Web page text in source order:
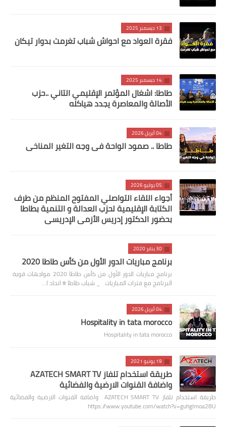
13 ديسمبر 2025
فقرة العواد مع احواش شباب تغرمت بدوار تيكان
14 ديسمبر 2025
طاطا: اشغال المؤتمر الإقليمي التاني ..حزب
الأصالة والمعاصرة يجدد هياكله
04 أبريل 2026
طاطا .. صمود الواحة في وجه التغير المناخي
05 يوليو 2026
أجواء اللقاء التواصلي المفتوح المنظم من طرف
الكتابة الإقليمية لحزب العدالة و التنمية بطاطا
بحضور الدكتور إدريس الأزمي الإدريسي
30 يناير 2020
برنامج مباريات الدور الأول من كأس طاطا 2020
برنامج مباريات الدور الأول من كأس طاطا 2020 مواجهات قوية
البرنامج مع فترات المباريات _ شباب طاطا # اتحاد ا…
04 أبريل 2026
Hospitality in tata morocco
Hospitality in tata morocco
19 يونيو 2021
طريقة استخدام تلفاز AZATECH SMART TV
واضافة القنوات الارضية والفضائية
طريقة استخدام تلفاز AZATECH SMART TV واضافة القنوات الارضية والفضائية
https://www.youtube.com/watch?v=guhgImoa28U